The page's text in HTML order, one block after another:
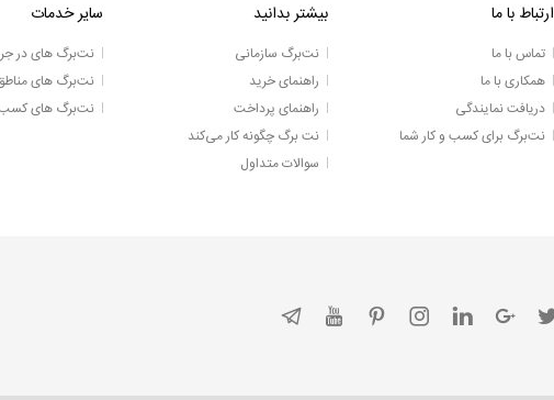
ارتباط با ما
تماس با ما
همکاری با ما
دریافت نمایندگی
نت‌برگ برای کسب و کار شما
بیشتر بدانید
نت‌برگ سازمانی
راهنمای خرید
راهنمای پرداخت
نت برگ چگونه کار می‌کند
سوالات متداول
سایر خدمات
نت‌برگ های در
نت‌برگ های
نت‌برگ های کسب